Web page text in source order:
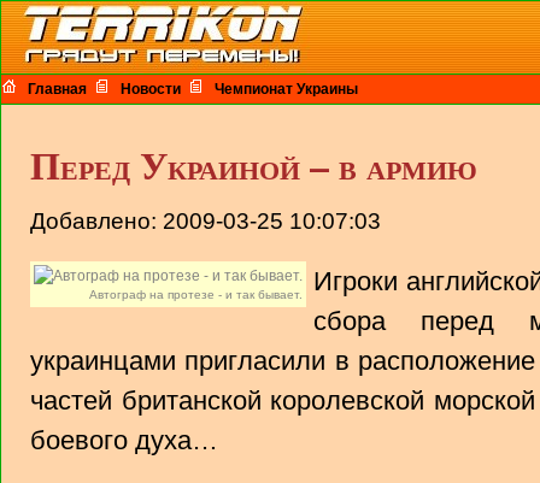
Главная Новости Чемпионат Украины
Перед Украиной – в армию
Добавлено: 2009-03-25 10:07:03
Автограф на протезе - и так бывает.
Игроки
сбора перед
украинцами пригласили в
частей британской королевской
боевого духа…